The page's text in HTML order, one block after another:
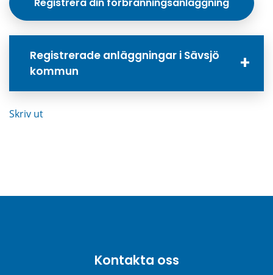
Registrerade anläggningar i Sävsjö
kommun
Skriv ut
Kontakta oss